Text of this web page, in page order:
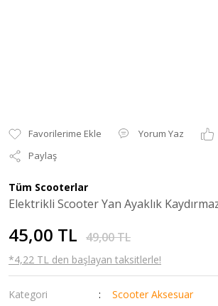
Yorum Yaz
Paylaş
Tüm Scooterlar
Elektrikli Scooter Yan Ayaklık
45,00 TL 49,00 TL
*4,22 TL den başlayan taksitlerle!
Kategori
Scooter Aksesuar